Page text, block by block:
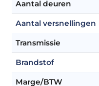
Aantal deuren
Aantal versnellingen
Transmissie
Brandstof
Marge/BTW